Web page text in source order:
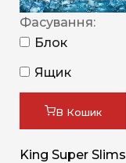
Фасування:
Блок
Ящик
В Кошик
King Super Slims